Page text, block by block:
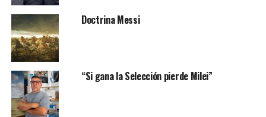
Doctrina Messi
“Si gana la Selección pierde Milei”